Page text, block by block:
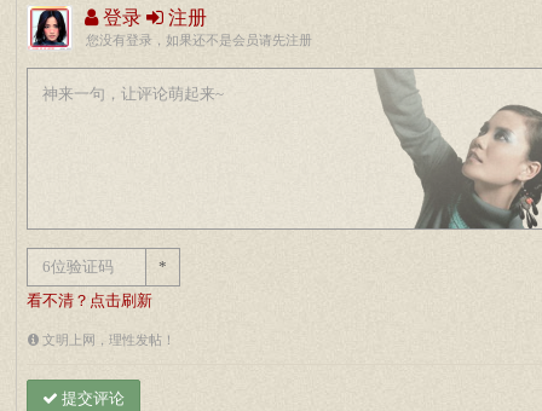
登录 注册
您没有登录，如果还不是会员请先注册
*
看不清？点击刷新
文明上网，理性发帖！
提交评论